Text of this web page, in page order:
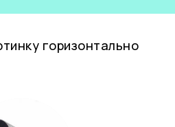
горизонтально